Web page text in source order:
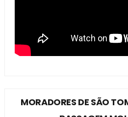
MORADORES DE SÃO